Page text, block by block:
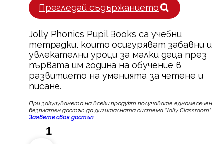
Прегледай съдържанието
Jolly Phonics Pupil Books са учебни
тетрадки, които осигуряват забавни и
увлекателни уроци за малки деца през
първата им година на обучение в
развитието на уменията за четене и
писане.
При закупуването на всеки продукт пoлучавате едномесечен
безплатен достъп до дигиталната система "Jolly Classroom".
Заявете своя достъп
количество